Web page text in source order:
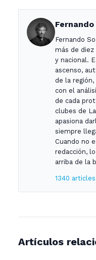
Fernando
Fernando
más de diez
y nacional.
ascenso,
de la
con el
de cada
clubes de
apasiona
siempre
Cuando no
redacción,
arriba de la
1340
Artículos